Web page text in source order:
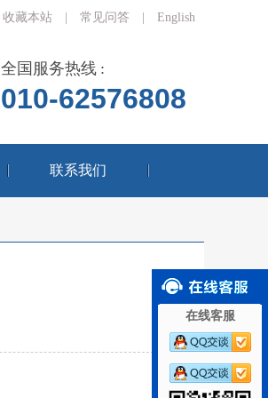
收藏本站 常见问答 English
全国服务热线 :
010-62576808
联系我们
在线客服